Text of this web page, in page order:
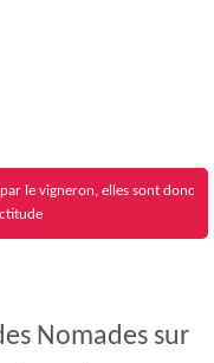
le vigneron, elles sont donc
Nomades sur